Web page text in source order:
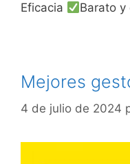
Eficacia
Barato y
Mejores
4 de julio de 2024